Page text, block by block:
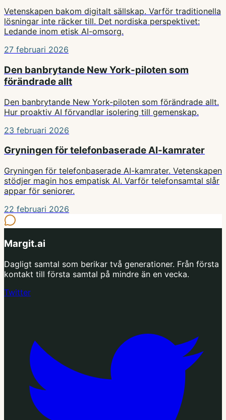
Vetenskapen bakom digitalt sällskap. Varför traditionella
lösningar inte räcker till. Det nordiska perspektivet:
Ledande inom etisk AI-omsorg.
27 februari 2026
Den banbrytande New York-piloten som
förändrade allt
Den banbrytande New York-piloten som förändrade allt.
Hur proaktiv AI förvandlar isolering till gemenskap.
23 februari 2026
Gryningen för telefonbaserade AI-kamrater
Gryningen för telefonbaserade AI-kamrater. Vetenskapen
stödjer magin hos empatisk AI. Varför telefonsamtal slår
appar för seniorer.
22 februari 2026
Margit.ai
Dagligt samtal som berikar två generationer. Från första
kontakt till första samtal på mindre än en vecka.
Twitter